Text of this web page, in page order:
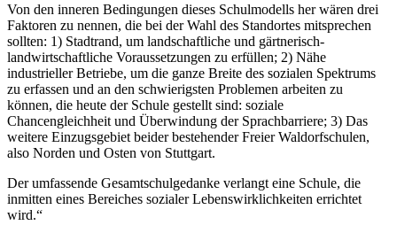
Von den inneren Bedingungen dieses Schulmodells her wären drei
Faktoren zu nennen, die bei der Wahl des Standortes mitsprechen
sollten: 1) Stadtrand, um landschaftliche und gärtnerisch-
landwirtschaftliche Voraussetzungen zu erfüllen; 2) Nähe
industrieller Betriebe, um die ganze Breite des sozialen Spektrums
zu erfassen und an den schwierigsten Problemen arbeiten zu
können, die heute der Schule gestellt sind: soziale
Chancengleichheit und Überwindung der Sprachbarriere; 3) Das
weitere Einzugsgebiet beider bestehender Freier Waldorfschulen,
also Norden und Osten von Stuttgart.
Der umfassende Gesamtschulgedanke verlangt eine Schule, die
inmitten eines Bereiches sozialer Lebenswirklichkeiten errichtet
wird.“